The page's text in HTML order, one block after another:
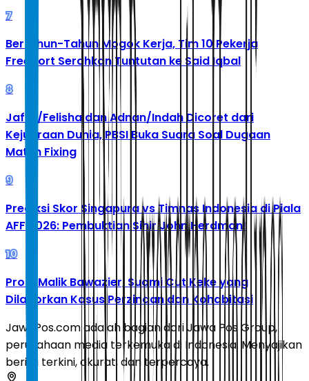
7
Bertahun-Tahun Mogok Kerja, Tim 10 Pekerja
Freeport Serahkan Tuntutan ke Said Iqbal
8
Jafar/Felisha dan Adnan/Indah Dicoret dari
Kejuaraan Dunia, PBSI Buka Suara Soal Dugaan
Match Fixing
9
Prediksi Skor Singapura vs Timnas Indonesia di Piala
AFF 2026: Pembuktian Sihir John Herdman!
10
Profil Malik Bawazier, Suami Cut Keke yang
Dilaporkan Kasus Perzinaan dan Kohabitasi
JawaPos.com adalah bagian dari Jawa Pos Group,
perusahaan media terkemuka di Indonesia. Menyajikan
berita terkini, akurat, dan terpercaya.